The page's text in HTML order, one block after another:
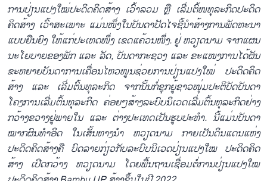
ການປ່ຽນແປງໃໝ່ປະດິດຄິດສ້າງ ເວົ້າລວມ ຫຼື ເລີ່ມຕົ້ໜທຸລະກິດປະດິດ
ຄິດສ້າງ ເວົ້າສະເພາະ ແມ່ນໜຶ່ງໃນບັນດາປັດໄຈຊີ້ນຳສ້າງການພັດທະນາ
ແບບຍືນຍົງ ໃຫ້ແກ່ປະເທດໜຶ່ງ ເຂດແຄ້ວນໜຶ່ງ. ຢູ່ ຫວຽດນາມ ຈາກແຜນ
ນະໂຍບາຍຂອງພັກ ແລະ ລັດ, ບັນດາກະຊວງ ແລະ ຂະແໜງການໄດ້ຜັນ
ຂະຫຍາຍບັນດາການເຄື່ອນໄຫວໜູນຊ່ວຍການປ່ຽນແປງໃໝ່ ປະດິດຄິດ
ສ້າງ ແລະ ເລີ່ມຕົ້ນທຸລະກິດ ຈາກນັ້ນກໍ່ຊຸກຍູ້ຊາວໜຸ່ມປະຕິບັດບັນດາ
ໂຄງການເລີ່ມຕົ້ນທຸລະກິດ ຄ່ອຍໆສ້າງລະບົບນິເວດເລີ່ມຕົ້ນທຸລະກິດຢ່າງ
ກວ້າງຂວາງຢູ່ພາຍໃນ ແລະ ຕ່າງປະເທດເປັນຮູບປະທຳ. ນີ້ແມ່ນບັນດາ
ໝາກຜົນທຳອິດ ໃນເສັ້ນທາງນຳ ຫວຽດນາມ ກາຍເປັນດິນແດນແຫ່ງ
ປະດິດຄິດສ້າງຄື ບົດລາຍກ່ຽວກັບລະບົບນິເວດປ່ຽນແປງໃໝ ປະດິດຄິດ
ສ້າງ ເປີດກວ້າງ ຫວຽດນາມ ໂດຍພື້ນຖານເຊື່ອມຕໍ່ການປ່ຽນແປງໃໝ